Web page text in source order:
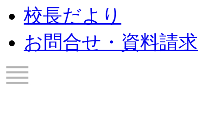
校長だより
お問合せ・資料請求